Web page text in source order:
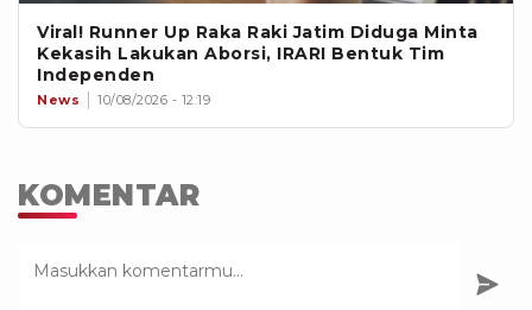
Viral! Runner Up Raka Raki Jatim Diduga Minta
Kekasih Lakukan Aborsi, IRARI Bentuk Tim
Independen
News 10/08/2026 - 12:19
KOMENTAR